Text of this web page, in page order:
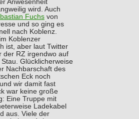
Anwesenheit
wird. Auch
Fuchsvon
und so ging es
nach Koblenz.
Koblenzer
ist, aber laut Twitter
der RZ irgendwo auf
Glücklicherweise
Nachbarschaft des
Eck noch
wir damit fast
war keine große
Eine Truppe mit
Ladekabel
aus. Viele der